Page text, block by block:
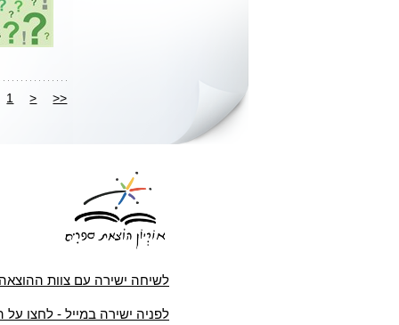
<<
<
1
לשיחה ישירה עם צוות ההוצאה
לפניה ישירה במייל - לחצו על